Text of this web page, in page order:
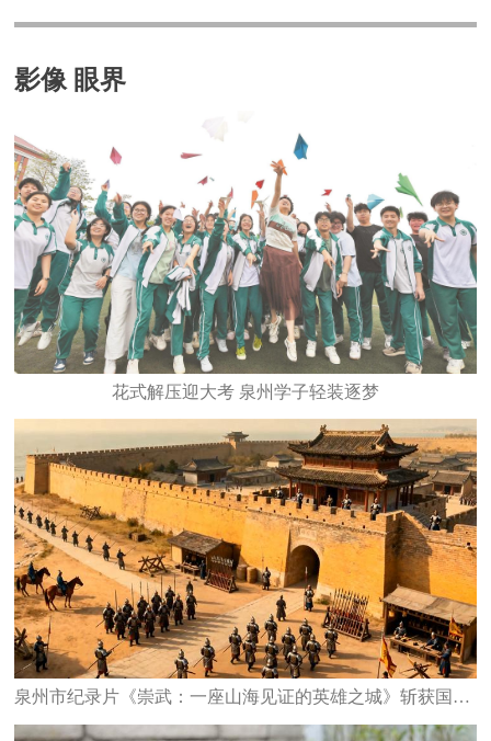
影像 眼界
花式解压迎大考 泉州学子轻装逐梦
泉州市纪录片《崇武：一座山海见证的英雄之城》斩获国家级大奖